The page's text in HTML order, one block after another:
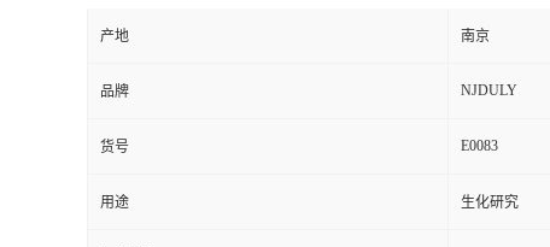
产地 南京
品牌 NJDULY
货号 E0083
用途 生化研究